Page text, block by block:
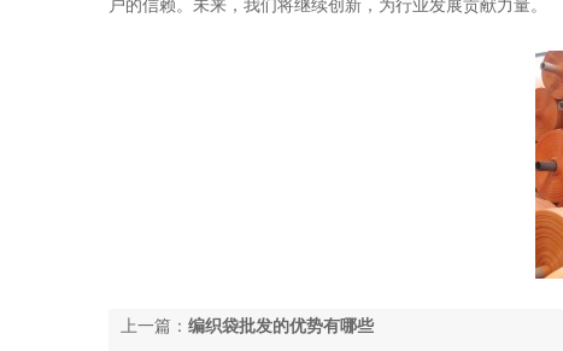
户的信赖。未来，我们将继续创新，为行业发展贡献力量。
上一篇： 编织袋批发的优势有哪些